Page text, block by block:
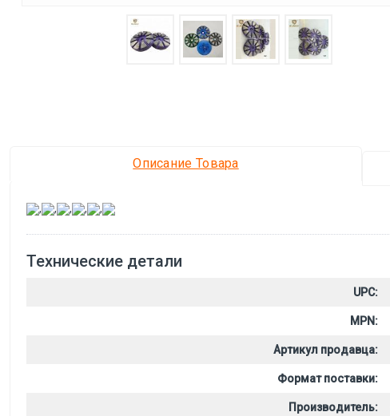
Описание Товара
, , , , ,
Технические детали
UPC:
MPN:
Артикул продавца:
Формат поставки:
Производитель: